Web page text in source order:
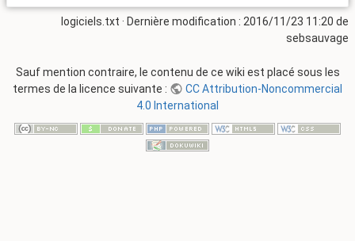
logiciels.txt · Dernière modification : 2016/11/23 11:20 de
sebsauvage
Sauf mention contraire, le contenu de ce wiki est placé sous les
termes de la licence suivante :
CC Attribution-Noncommercial
4.0 International